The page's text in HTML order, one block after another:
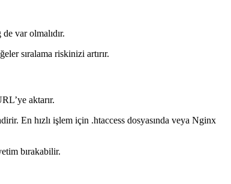
var olmalıdır.
sıralama riskinizi artırır.
aktarır.
En hızlı işlem için .htaccess dosyasında veya Nginx
bırakabilir.